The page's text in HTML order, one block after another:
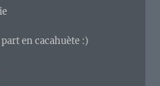
en cacahuète :)